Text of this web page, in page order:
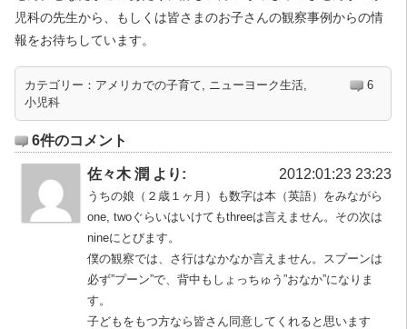
児科の先生から、もしくは皆さまのお子さんの観察事例からの情
報をお待ちしています。
カテゴリー： アメリカでの子育て, ニューヨーク生活,
小児科
6
6件のコメント
佐々木 潤 より: 2012:01:23 23:23
うちの娘（２歳１ヶ月）も数字は本（英語）をみながら
one, twoぐらいはいけてもthreeは言えません。その次は
nineにとびます。
僕の観察では、さ行はなかなか言えません。スプーンは
必ず”プーン”で、背中もしょっちゅう”おなか”になりま
す。
子どもをもつ方なら皆さん同意してくれると思います